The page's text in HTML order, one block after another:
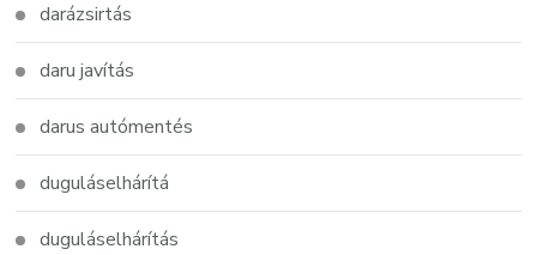
darázsirtás
daru javítás
darus autómentés
duguláselhárítá
duguláselhárítás